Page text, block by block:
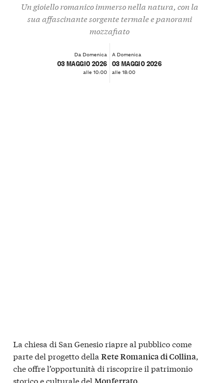
Un gioiello romanico immerso nella natura, con la
sua affascinante sorgente termale e panorami
mozzafiato
Da Domenica
03 MAGGIO 2026
alle 10:00
A Domenica
03 MAGGIO 2026
alle 18:00
La chiesa di San Genesio riapre al pubblico come
parte del progetto della Rete Romanica di Collina,
che offre l’opportunità di riscoprire il patrimonio
storico e culturale del Monferrato.